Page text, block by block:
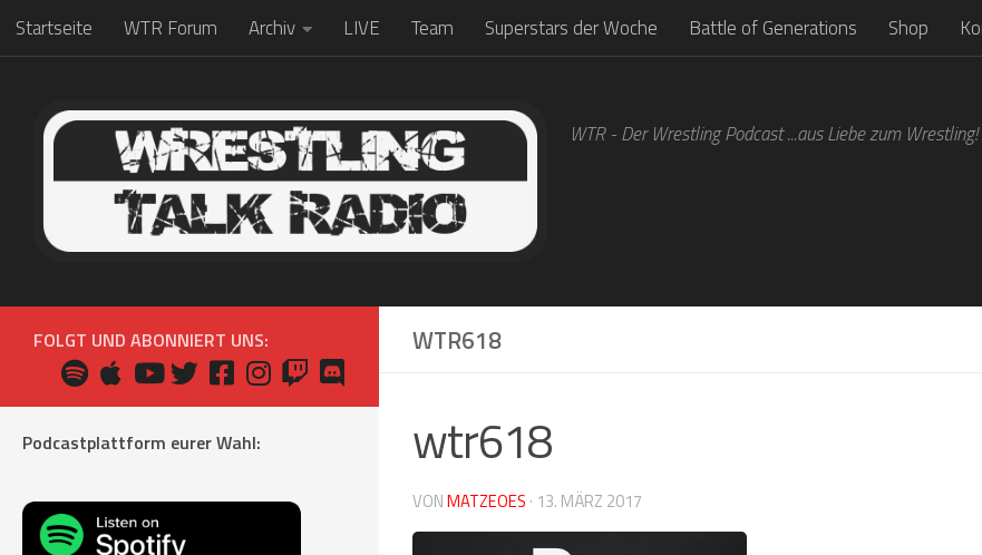
Zum Inhalt springen
Startseite WTR Forum Archiv LIVE Team Superstars der Woche Battle of Generations Shop
WTR - Der Wrestling Podcast ...aus Liebe zum Wrestling!
WTR618
wtr618
VONMATZEOES · 13. MÄRZ 2017
FOLGT UND ABONNIERT UNS:
Podcastplattform eurer Wahl: